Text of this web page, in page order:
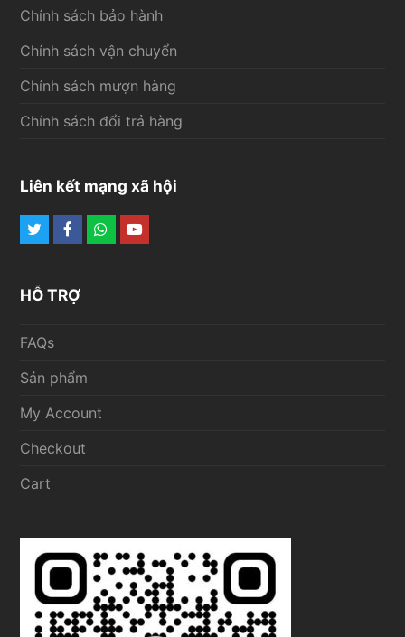
Chính sách bảo hành
Chính sách vận chuyển
Chính sách mượn hàng
Chính sách đổi trả hàng
Liên kết mạng xã hội
TwitterFacebook
Whatsapp
Youtube
HỖ TRỢ
FAQs
Sản phẩm
My Account
Checkout
Cart